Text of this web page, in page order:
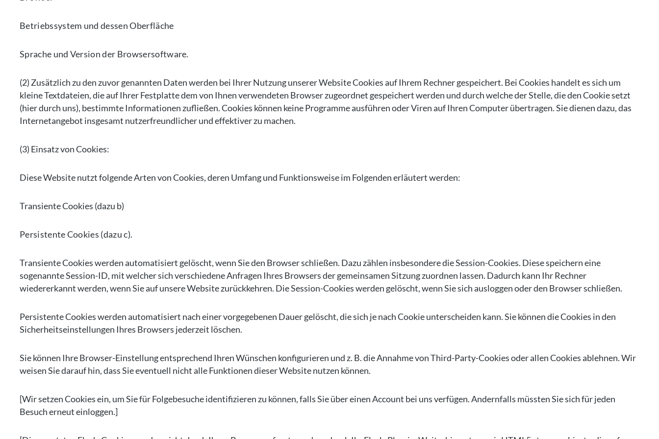
Betriebssystem und dessen Oberfläche
Sprache und Version der Browsersoftware.
(2) Zusätzlich zu den zuvor genannten Daten werden bei Ihrer Nutzung unserer Website Cookies auf Ihrem Rechner gespeichert. Bei Cookies handelt es sich um
kleine Textdateien, die auf Ihrer Festplatte dem von Ihnen verwendeten Browser zugeordnet gespeichert werden und durch welche der Stelle, die den Cookie setzt
(hier durch uns), bestimmte Informationen zufließen. Cookies können keine Programme ausführen oder Viren auf Ihren Computer übertragen. Sie dienen dazu, das
Internetangebot insgesamt nutzerfreundlicher und effektiver zu machen.
(3) Einsatz von Cookies:
Diese Website nutzt folgende Arten von Cookies, deren Umfang und Funktionsweise im Folgenden erläutert werden:
Transiente Cookies (dazu b)
Persistente Cookies (dazu c).
Transiente Cookies werden automatisiert gelöscht, wenn Sie den Browser schließen. Dazu zählen insbesondere die Session-Cookies. Diese speichern eine
sogenannte Session-ID, mit welcher sich verschiedene Anfragen Ihres Browsers der gemeinsamen Sitzung zuordnen lassen. Dadurch kann Ihr Rechner
wiedererkannt werden, wenn Sie auf unsere Website zurückkehren. Die Session-Cookies werden gelöscht, wenn Sie sich ausloggen oder den Browser schließen.
Persistente Cookies werden automatisiert nach einer vorgegebenen Dauer gelöscht, die sich je nach Cookie unterscheiden kann. Sie können die Cookies in den
Sicherheitseinstellungen Ihres Browsers jederzeit löschen.
Sie können Ihre Browser-Einstellung entsprechend Ihren Wünschen konfigurieren und z. B. die Annahme von Third-Party-Cookies oder allen Cookies ablehnen. Wir
weisen Sie darauf hin, dass Sie eventuell nicht alle Funktionen dieser Website nutzen können.
[Wir setzen Cookies ein, um Sie für Folgebesuche identifizieren zu können, falls Sie über einen Account bei uns verfügen. Andernfalls müssten Sie sich für jeden
Besuch erneut einloggen.]